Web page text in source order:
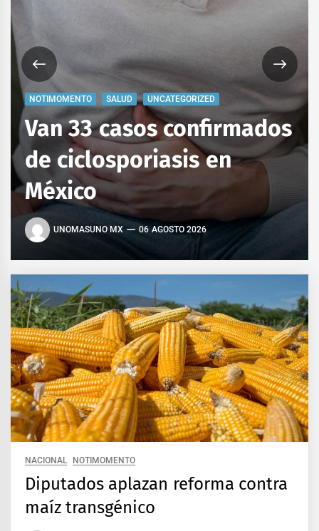
NOTIMOMENTO SALUD UNCATEGORIZED
Van 33 casos confirmados
de ciclosporiasis en
México
UNOMASUNO MX 06 AGOSTO 2026
NACIONAL NOTIMOMENTO
Diputados aplazan reforma contra
maíz transgénico